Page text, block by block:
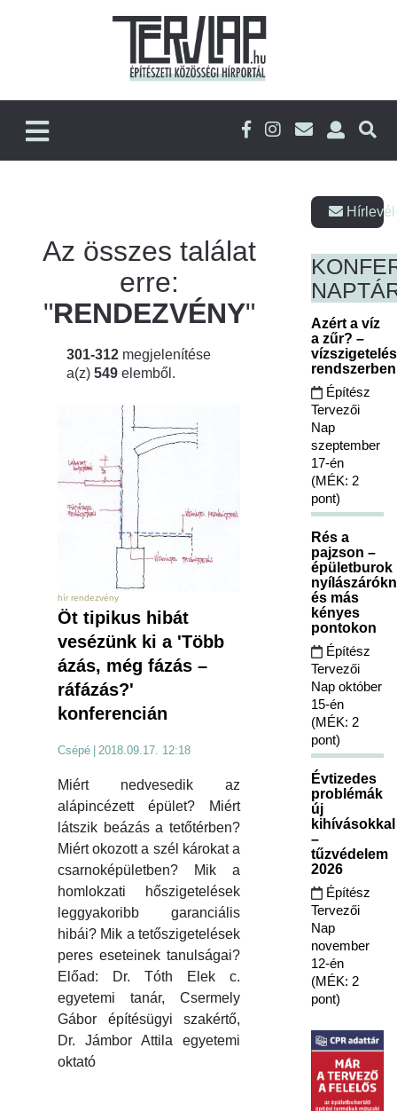
Az összes találat
erre:
"RENDEZVÉNY"
301-312 megjelenítése
a(z) 549 elemből.
hír rendezvény
Öt tipikus hibát
vesézünk ki a 'Több
ázás, még fázás –
ráfázás?'
konferencián
Csépé 2018.09.17. 12:18
Miért nedvesedik az
alápincézett épület? Miért
látszik beázás a tetőtérben?
Miért okozott a szél károkat a
csarnoképületben? Mik a
homlokzati hőszigetelések
leggyakoribb garanciális
hibái? Mik a tetőszigetelések
peres eseteinek tanulságai?
Előad: Dr. Tóth Elek c.
egyetemi tanár, Csermely
Gábor építésügyi szakértő,
Dr. Jámbor Attila egyetemi
oktató
Azért a víz
a zűr? –
Építész
Tervezői
Nap
szeptember
17-én
(MÉK: 2
pont)
Rés a
pajzson –
épületburok
és más
kényes
pontokon
Építész
Tervezői
Nap október
15-én
(MÉK: 2
pont)
Évtizedes
problémák
új
kihívásokkal
–
tűzvédelem
2026
Építész
Tervezői
Nap
november
12-én
(MÉK: 2
pont)